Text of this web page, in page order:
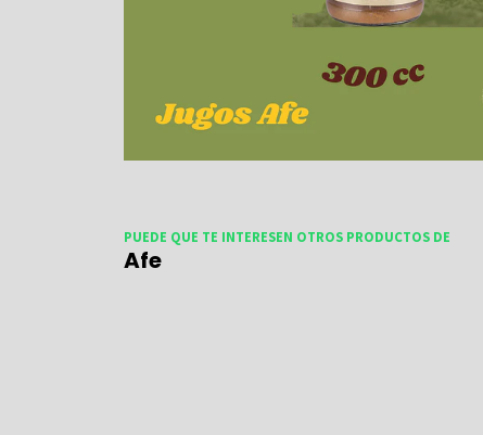
PUEDE QUE TE INTERESEN OTROS PRODUCTOS DE
Afe